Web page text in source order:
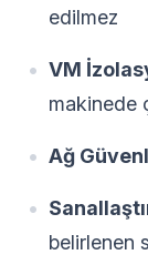
edilmez
VM
makinede
Ağ
belirlenen